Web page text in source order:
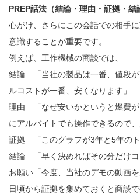
PREP話法（結論・理由・証拠・結
心がけ、さらにこの会話での相手
意識することが重要です。
例えば、工作機械の商談では、
結論 「当社の製品は一番、値段
ルコストが一番、安くなります」
理由 「なぜ安いかというと燃費
にアルバイトでも操作できるので
証拠 「このグラフが3年と5年のト
結論 「早く決めればその分だけコ
お願い「今度、当社のデモの動画
日頃から証拠を集めておくと商談